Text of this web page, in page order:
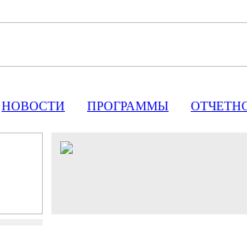
НОВОСТИ ПРОГРАММЫ